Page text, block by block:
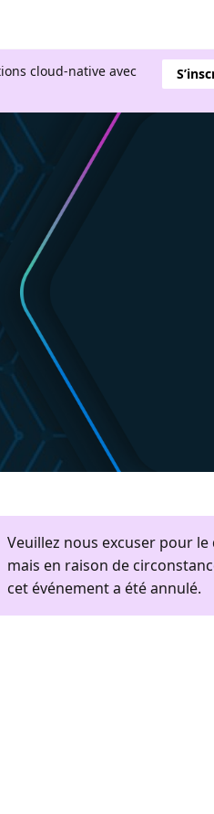
cloud-native avec
Veuillez nous excuser pour
mais en raison de
cet événement a été annulé.